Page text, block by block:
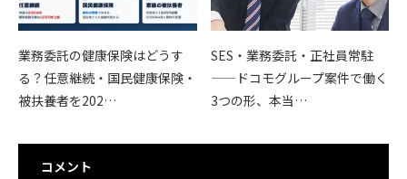
業務委託の健康保険はどうす
る？任意継続・国民健康保険・
被扶養者を202…
SES・業務委託・正社員常駐
——ドコモグループ案件で働く
3つの形、本当…
コメント